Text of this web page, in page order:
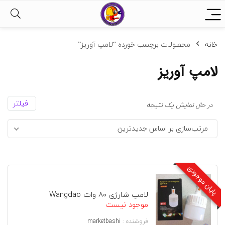
خانه محصولات برچسب خورده “لامپ آوریز”
لامپ آوریز
فیلتر در حال نمایش یک نتیجه
مرتب‌سازی بر اساس جدیدترین
پایان موجودی لامپ شارژی 80 وات Wangdao
موجود نیست
فروشنده : marketbashi